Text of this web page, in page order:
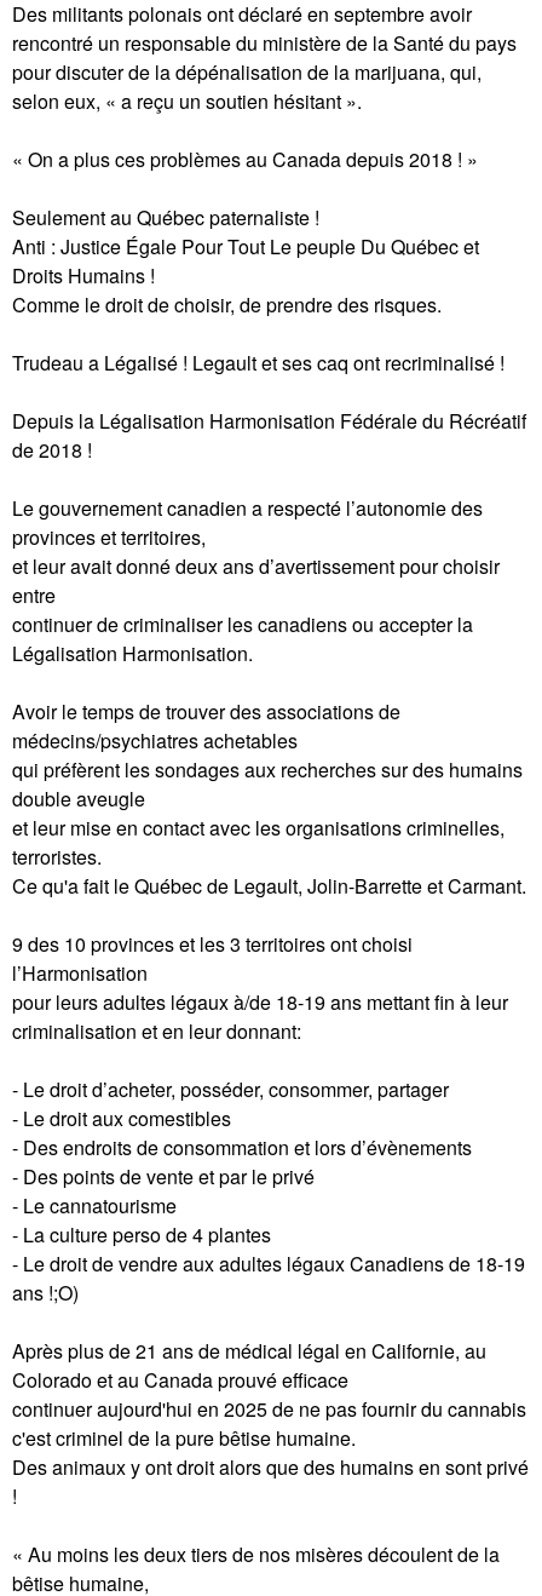
Des militants polonais ont déclaré en septembre avoir
rencontré un responsable du ministère de la Santé du pays
pour discuter de la dépénalisation de la marijuana, qui,
selon eux, « a reçu un soutien hésitant ».
« On a plus ces problèmes au Canada depuis 2018 ! »
Seulement au Québec paternaliste !
Anti : Justice Égale Pour Tout Le peuple Du Québec et
Droits Humains !
Comme le droit de choisir, de prendre des risques.
Trudeau a Légalisé ! Legault et ses caq ont recriminalisé !
Depuis la Légalisation Harmonisation Fédérale du Récréatif
de 2018 !
Le gouvernement canadien a respecté l’autonomie des
provinces et territoires,
et leur avait donné deux ans d’avertissement pour choisir
entre
continuer de criminaliser les canadiens ou accepter la
Légalisation Harmonisation.
Avoir le temps de trouver des associations de
médecins/psychiatres achetables
qui préfèrent les sondages aux recherches sur des humains
double aveugle
et leur mise en contact avec les organisations criminelles,
terroristes.
Ce qu'a fait le Québec de Legault, Jolin-Barrette et Carmant.
9 des 10 provinces et les 3 territoires ont choisi
l’Harmonisation
pour leurs adultes légaux à/de 18-19 ans mettant fin à leur
criminalisation et en leur donnant:
- Le droit d’acheter, posséder, consommer, partager
- Le droit aux comestibles
- Des endroits de consommation et lors d’évènements
- Des points de vente et par le privé
- Le cannatourisme
- La culture perso de 4 plantes
- Le droit de vendre aux adultes légaux Canadiens de 18-19
ans !;O)
Après plus de 21 ans de médical légal en Californie, au
Colorado et au Canada prouvé efficace
continuer aujourd'hui en 2025 de ne pas fournir du cannabis
c'est criminel de la pure bêtise humaine.
Des animaux y ont droit alors que des humains en sont privé
!
« Au moins les deux tiers de nos misères découlent de la
bêtise humaine,